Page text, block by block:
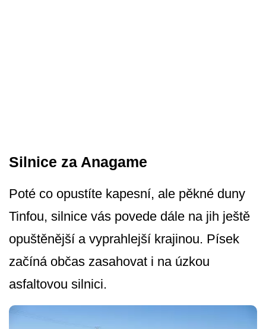
Silnice za Anagame
Poté co opustíte kapesní, ale pěkné duny
Tinfou, silnice vás povede dále na jih ještě
opuštěnější a vyprahlejší krajinou. Písek
začíná občas zasahovat i na úzkou
asfaltovou silnici.